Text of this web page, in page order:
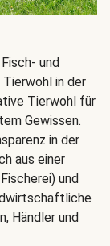
und
in der
Tierwohl für
Gewissen.
in der
aus einer
und
Händler und